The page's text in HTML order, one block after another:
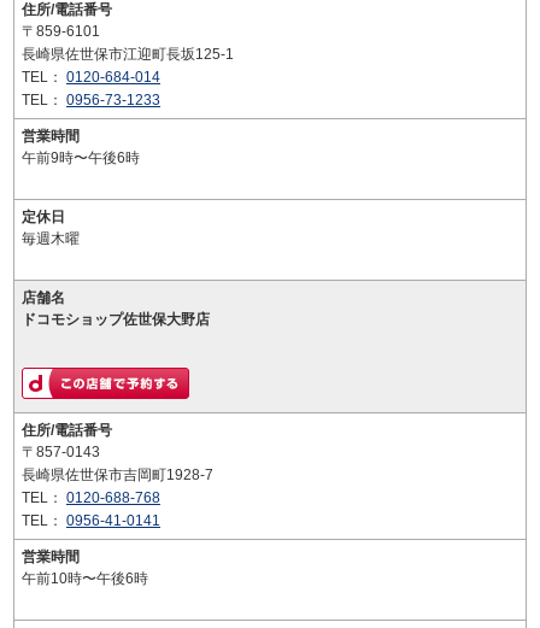
住所/電話番号
〒859-6101
長崎県佐世保市江迎町長坂125-1
TEL： 0120-684-014
TEL： 0956-73-1233
営業時間
午前9時〜午後6時
定休日
毎週木曜
店舗名
ドコモショップ佐世保大野店
住所/電話番号
〒857-0143
長崎県佐世保市吉岡町1928-7
TEL： 0120-688-768
TEL： 0956-41-0141
営業時間
午前10時〜午後6時